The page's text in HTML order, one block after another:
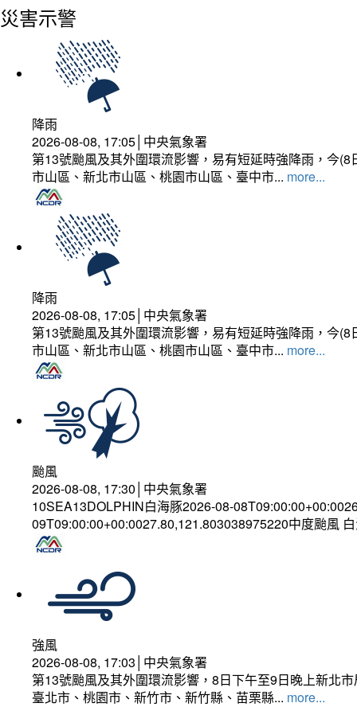
災害示警
降雨
2026-08-08, 17:05│中央氣象署
第13號颱風及其外圍環流影響，易有短延時強降雨，今
市山區、新北市山區、桃園市山區、臺中市... more...
降雨
2026-08-08, 17:05│中央氣象署
第13號颱風及其外圍環流影響，易有短延時強降雨，今
市山區、新北市山區、桃園市山區、臺中市... more...
颱風
2026-08-08, 17:30│中央氣象署
10SEA13DOLPHIN白海豚2026-08-
09T09:00:00+00:0027.80,121.803038975220中度颱風
強風
2026-08-08, 17:03│中央氣象署
第13號颱風及其外圍環流影響，8日下午至9日晚上新北
臺北市、桃園市、新竹市、新竹縣、苗栗縣... more...